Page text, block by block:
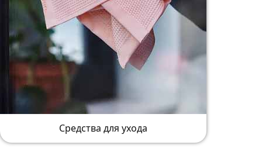
Средства для ухода